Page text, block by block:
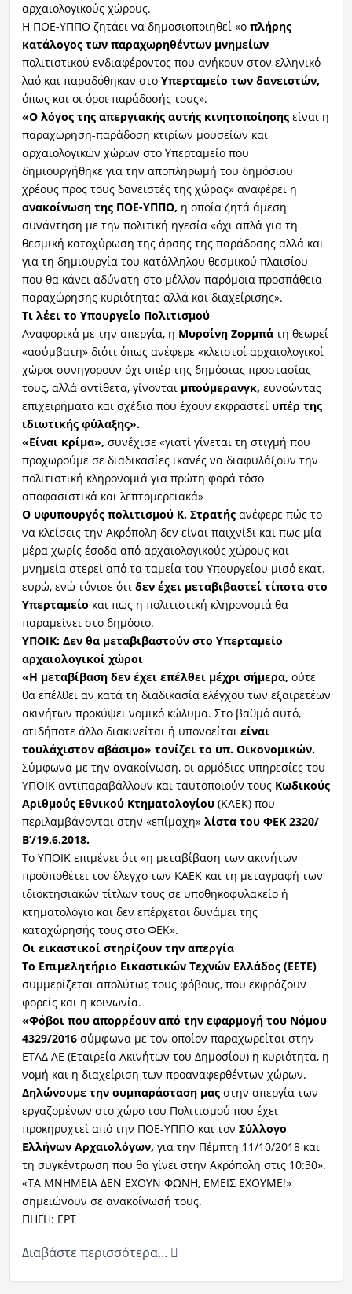
αρχαιολογικούς χώρους.
Η ΠΟΕ-ΥΠΠΟ ζητάει να δημοσιοποιηθεί «ο πλήρης
κατάλογος των παραχωρηθέντων μνημείων
πολιτιστικού ενδιαφέροντος που ανήκουν στον ελληνικό
λαό και παραδόθηκαν στο Υπερταμείο των δανειστών,
όπως και οι όροι παράδοσής τους».
«Ο λόγος της απεργιακής αυτής κινητοποίησηςείναι η
παραχώρηση-παράδοση κτιρίων μουσείων και
αρχαιολογικών χώρων στο Υπερταμείο που
δημιουργήθηκε για την αποπληρωμή του δημόσιου
χρέους προς τους δανειστές της χώρας» αναφέρει η
ανακοίνωση της ΠΟΕ-ΥΠΠΟ, η οποία ζητά άμεση
συνάντηση με την πολιτική ηγεσία «όχι απλά για τη
θεσμική κατοχύρωση της άρσης της παράδοσης αλλά και
για τη δημιουργία του κατάλληλου θεσμικού πλαισίου
που θα κάνει αδύνατη στο μέλλον παρόμοια προσπάθεια
παραχώρησης κυριότητας αλλά και διαχείρισης».
Τι λέει το Υπουργείο Πολιτισμού
Αναφορικά με την απεργία, η Μυρσίνη Ζορμπάτη θεωρεί
«ασύμβατη» διότι όπως ανέφερε «κλειστοί αρχαιολογικοί
χώροι συνηγορούν όχι υπέρ της δημόσιας προστασίας
τους, αλλά αντίθετα, γίνονται μπούμερανγκ, ευνοώντας
επιχειρήματα και σχέδια που έχουν εκφραστεί υπέρ της
ιδιωτικής φύλαξης».
«Είναι κρίμα», συνέχισε «γιατί γίνεται τη στιγμή που
προχωρούμε σε διαδικασίες ικανές να διαφυλάξουν την
πολιτιστική κληρονομιά για πρώτη φορά τόσο
αποφασιστικά και λεπτομερειακά»
Ο υφυπουργός πολιτισμού Κ. Στρατήςανέφερε πώς το
να κλείσεις την Ακρόπολη δεν είναι παιχνίδι και πως μία
μέρα χωρίς έσοδα από αρχαιολογικούς χώρους και
μνημεία στερεί από τα ταμεία του Υπουργείου μισό εκατ.
ευρώ, ενώ τόνισε ότι δεν έχει μεταβιβαστεί τίποτα στο
Υπερταμείο και πως η πολιτιστική κληρονομιά θα
παραμείνει στο δημόσιο.
ΥΠΟΙΚ: Δεν θα μεταβιβαστούν στο Υπερταμείο
αρχαιολογικοί χώροι
«Η μεταβίβαση δεν έχει επέλθει μέχρι σήμερα, ούτε
θα επέλθει αν κατά τη διαδικασία ελέγχου των εξαιρετέων
ακινήτων προκύψει νομικό κώλυμα. Στο βαθμό αυτό,
οτιδήποτε άλλο διακινείται ή υπονοείται είναι
τουλάχιστον αβάσιμο» τονίζει το υπ. Οικονομικών.
Σύμφωνα με την ανακοίνωση, οι αρμόδιες υπηρεσίες του
ΥΠΟΙΚ αντιπαραβάλλουν και ταυτοποιούν τους Κωδικούς
Αριθμούς Εθνικού Κτηματολογίου(ΚΑΕΚ) που
περιλαμβάνονται στην «επίμαχη» λίστα του ΦΕΚ 2320/
Β’/19.6.2018.
Το ΥΠΟΙΚ επιμένει ότι «η μεταβίβαση των ακινήτων
προϋποθέτει τον έλεγχο των ΚΑΕΚ και τη μεταγραφή των
ιδιοκτησιακών τίτλων τους σε υποθηκοφυλακείο ή
κτηματολόγιο και δεν επέρχεται δυνάμει της
καταχώρησής τους στο ΦΕΚ».
Οι εικαστικοί στηρίζουν την απεργία
Το Επιμελητήριο Εικαστικών Τεχνών Ελλάδος (ΕΕΤΕ)
συμμερίζεται απολύτως τους φόβους, που εκφράζουν
φορείς και η κοινωνία.
«Φόβοι που απορρέουν από την εφαρμογή του Νόμου
4329/2016σύμφωνα με τον οποίον παραχωρείται στην
ΕΤΑΔ ΑΕ (Εταιρεία Ακινήτων του Δημοσίου) η κυριότητα, η
νομή και η διαχείριση των προαναφερθέντων χώρων.
Δηλώνουμε την συμπαράσταση μαςστην απεργία των
εργαζομένων στο χώρο του Πολιτισμού που έχει
προκηρυχτεί από την ΠΟΕ-ΥΠΠΟ και τον Σύλλογο
Ελλήνων Αρχαιολόγων, για την Πέμπτη 11/10/2018 και
τη συγκέντρωση που θα γίνει στην Ακρόπολη στις 10:30».
«ΤΑ ΜΝΗΜΕΙΑ ΔΕΝ ΕΧΟΥΝ ΦΩΝΗ, ΕΜΕΙΣ ΕΧΟΥΜΕ!»
σημειώνουν σε ανακοίνωσή τους.
ΠΗΓΗ: ΕΡΤ
Διαβάστε περισσότερα...